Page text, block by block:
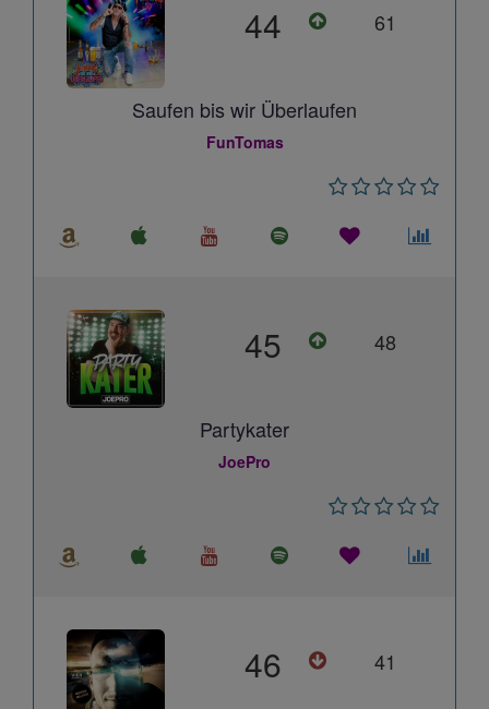
44 61
Saufen bis wir Überlaufen
FunTomas
45 48
Partykater
JoePro
46 41